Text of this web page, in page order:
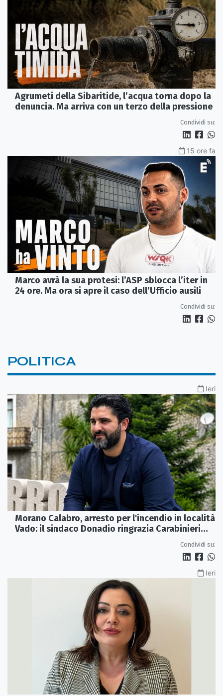
Agrumeti della Sibaritide, l’acqua torna dopo la
denuncia. Ma arriva con un terzo della pressione
Condividi su:
15 ore fa
Marco avrà la sua protesi: l’ASP sblocca l’iter in
24 ore. Ma ora si apre il caso dell’Ufficio ausili
Condividi su:
POLITICA
Ieri
Morano Calabro, arresto per l'incendio in località
Vado: il sindaco Donadio ringrazia Carabinieri
Condividi su:
Ieri